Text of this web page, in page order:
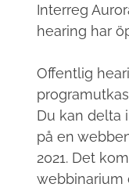
Interreg
hearing har
Offentlig
Du kan delta
på en
2021. Det
webbinarium